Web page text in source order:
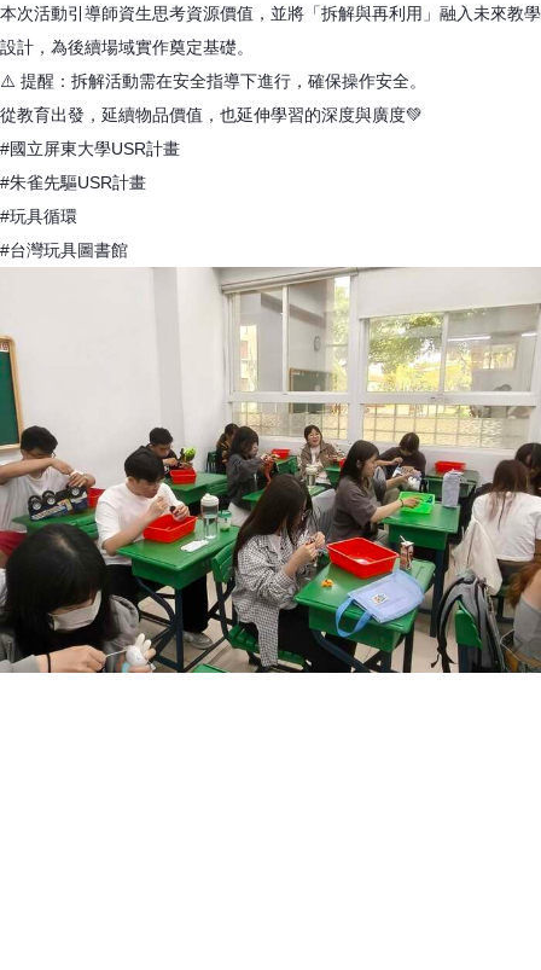
本次活動引導師資生思考資源價值，並將「拆解與再利用」融入未來教學
設計，為後續場域實作奠定基礎。
⚠️ 提醒：拆解活動需在安全指導下進行，確保操作安全。
從教育出發，延續物品價值，也延伸學習的深度與廣度💚
#國立屏東大學USR計畫
#朱雀先驅USR計畫
#玩具循環
#台灣玩具圖書館